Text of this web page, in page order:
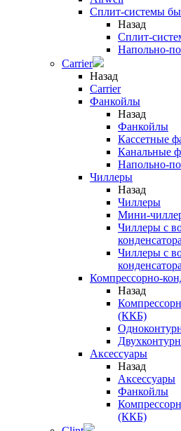
Сплит-системы
Назад
Сплит-
Напольно-
Carrier
Назад
Carrier
Фанкойлы
Назад
Фанкойлы
Кассетные
Канальные
Напольно-
Чиллеры
Назад
Чиллеры
Мини-
Чиллеры с
конденсатора
Чиллеры с
конденсатора
Компрессорно-
Назад
(ККБ)
Аксессуары
Назад
Аксессуары
Фанкойлы
(ККБ)